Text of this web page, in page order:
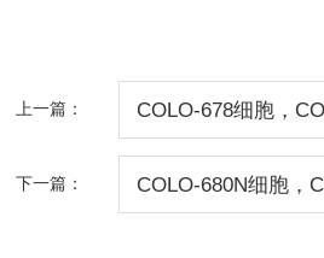
上一篇： COLO-678细胞，
下一篇： COLO-680N细胞，